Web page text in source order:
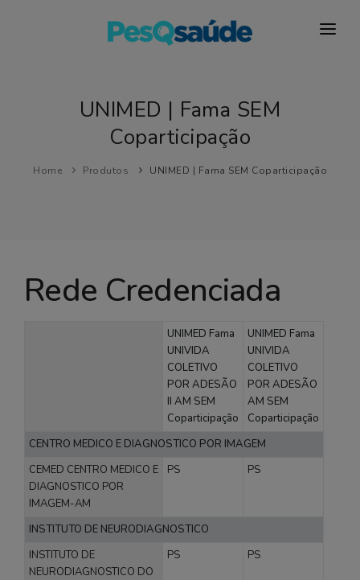
PLANOS DE SAÚDE
LABORATÓRIOS
BLOG
UNIMED | Fama SEM
Coparticipação
Home Produtos UNIMED | Fama SEM Coparticipação
Rede Credenciada
UNIMED Fama
UNIVIDA
COLETIVO
POR ADESÃO
II AM SEM
Coparticipação
UNIMED Fama
UNIVIDA
COLETIVO
POR ADESÃO
AM SEM
Coparticipação
CENTRO MEDICO E DIAGNOSTICO POR IMAGEM
CEMED CENTRO MEDICO E
DIAGNOSTICO POR
IMAGEM-AM
PS PS
INSTITUTO DE NEURODIAGNOSTICO
INSTITUTO DE
NEURODIAGNOSTICO DO
PS PS